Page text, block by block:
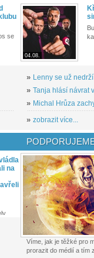
se
04.08.
» Lenny se už
» Tanja hlásí návrat
» Michal Hrůza
» zobrazit více...
na
Víme, jak je těžké pro
prorazit do médií a tím